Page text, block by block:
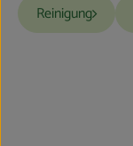
Reinigung